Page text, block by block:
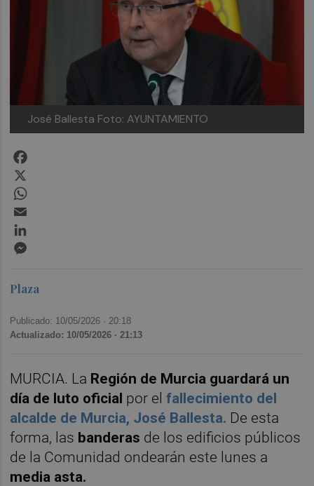
José Ballesta Foto: AYUNTAMIENTO
Plaza
Publicado: 10/05/2026 · 20:18
Actualizado: 10/05/2026 · 21:13
MURCIA. La Región de Murcia guardará un
día de luto oficial por elfallecimiento del
alcalde de Murcia, José Ballesta. De esta
forma, las banderas de los edificios públicos
de la Comunidad ondearán este lunes a
media asta.